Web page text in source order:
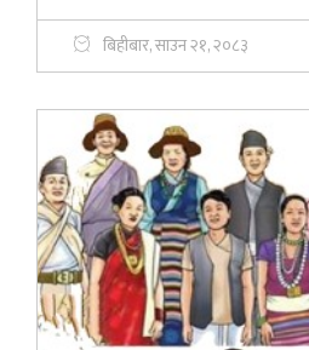
बिहीबार, साउन २१, २०८३